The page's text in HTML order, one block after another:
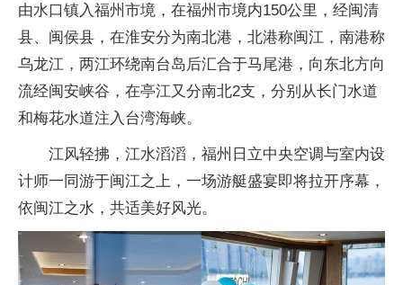
由水口镇入福州市境，在福州市境内150公里，经闽清
县、闽侯县，在淮安分为南北港，北港称闽江，南港称
乌龙江，两江环绕南台岛后汇合于马尾港，向东北方向
流经闽安峡谷，在亭江又分南北2支，分别从长门水道
和梅花水道注入 台湾海峡。
江风轻拂，江水滔滔，福州日立中央空调与室内设
计师一同游于闽江之上，一场游艇盛宴即将拉开序幕，
依闽江之水，共适美好风光。